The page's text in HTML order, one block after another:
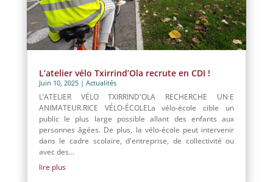
L’atelier vélo Txirrind’Ola recrute en CDI !
Juin 10, 2025| Actualités
L’ATELIER VÉLO TXIRRIND'OLA RECHERCHE UN·E
ANIMATEUR.RICE VÉLO-ÉCOLELa vélo-école cible un
public le plus large possible allant des enfants aux
personnes âgées. De plus, la vélo-école peut intervenir
dans le cadre scolaire, d'entreprise, de collectivité ou
avec des...
lire plus